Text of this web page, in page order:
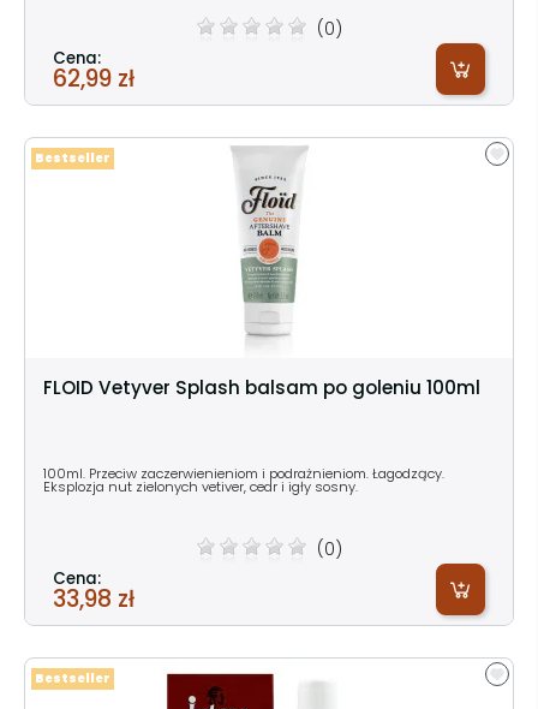
(0)
Cena:
62,99 zł
FLOID Vetyver Splash balsam po goleniu 100ml
100ml. Przeciw zaczerwienieniom i podrażnieniom. Łagodzący.
Eksplozja nut zielonych vetiver, cedr i igły sosny.
(0)
Cena:
33,98 zł
Bestseller
Bestseller